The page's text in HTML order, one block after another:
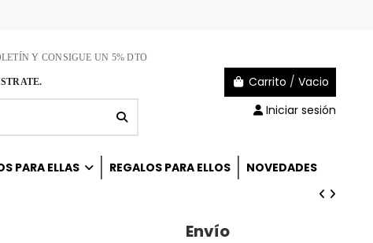
Y CONSIGUE UN 5% DTO
Carrito / Vacio
Iniciar sesión
PARA ELLAS REGALOS PARA ELLOS NOVEDADES
Envío